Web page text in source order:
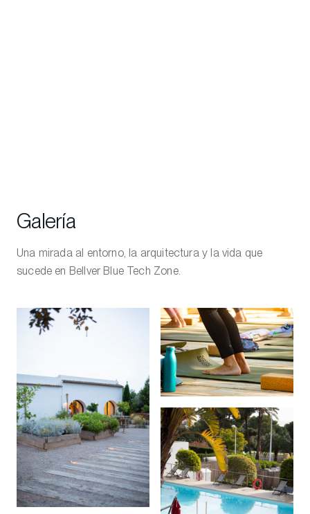
Galería
Una mirada al entorno, la arquitectura y la vida que
sucede en Bellver Blue Tech Zone.